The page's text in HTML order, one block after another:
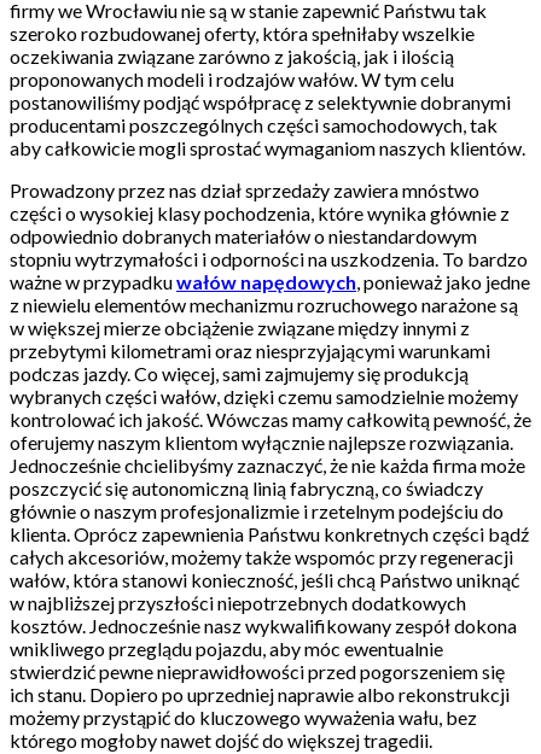
firmy we Wrocławiu nie są w stanie zapewnić Państwu tak
szeroko rozbudowanej oferty, która spełniłaby wszelkie
oczekiwania związane zarówno z jakością, jak i ilością
proponowanych modeli i rodzajów wałów. W tym celu
postanowiliśmy podjąć współpracę z selektywnie dobranymi
producentami poszczególnych części samochodowych, tak
aby całkowicie mogli sprostać wymaganiom naszych klientów.
Prowadzony przez nas dział sprzedaży zawiera mnóstwo
części o wysokiej klasy pochodzenia, które wynika głównie z
odpowiednio dobranych materiałów o niestandardowym
stopniu wytrzymałości i odporności na uszkodzenia. To bardzo
ważne w przypadkuwałów napędowych, ponieważ jako jedne
z niewielu elementów mechanizmu rozruchowego narażone są
w większej mierze obciążenie związane między innymi z
przebytymi kilometrami oraz niesprzyjającymi warunkami
podczas jazdy. Co więcej, sami zajmujemy się produkcją
wybranych części wałów, dzięki czemu samodzielnie możemy
kontrolować ich jakość. Wówczas mamy całkowitą pewność, że
oferujemy naszym klientom wyłącznie najlepsze rozwiązania.
Jednocześnie chcielibyśmy zaznaczyć, że nie każda firma może
poszczycić się autonomiczną linią fabryczną, co świadczy
głównie o naszym profesjonalizmie i rzetelnym podejściu do
klienta. Oprócz zapewnienia Państwu konkretnych części bądź
całych akcesoriów, możemy także wspomóc przy regeneracji
wałów, która stanowi konieczność, jeśli chcą Państwo uniknąć
w najbliższej przyszłości niepotrzebnych dodatkowych
kosztów. Jednocześnie nasz wykwalifikowany zespół dokona
wnikliwego przeglądu pojazdu, aby móc ewentualnie
stwierdzić pewne nieprawidłowości przed pogorszeniem się
ich stanu. Dopiero po uprzedniej naprawie albo rekonstrukcji
możemy przystąpić do kluczowego wyważenia wału, bez
którego mogłoby nawet dojść do większej tragedii.